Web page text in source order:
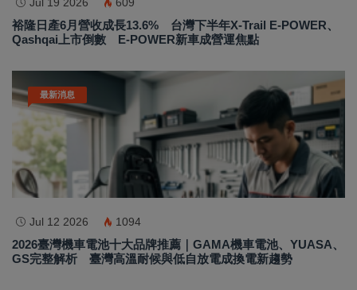
裕隆日產6月營收成長13.6% 台灣下半年X-Trail E-POWER、
Qashqai上市倒數 E-POWER新車成營運焦點
最新消息
Jul 12 2026 1094
2026臺灣機車電池十大品牌推薦｜GAMA機車電池、YUASA、
GS完整解析 臺灣高溫耐候與低自放電成換電新趨勢